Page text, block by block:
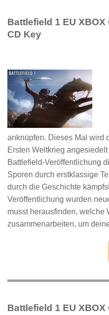
Battlefield 1 EU
CD Key
anknüpfen. Dieses Mal wird
Ersten Weltkrieg
Battlefield-Veröffentlichung
Sporen durch erstklassige
durch die Geschichte
Veröffentlichung wurden
musst herausfinden, welche
zusammenarbeiten, um
Battlefield 1 EU XBOX